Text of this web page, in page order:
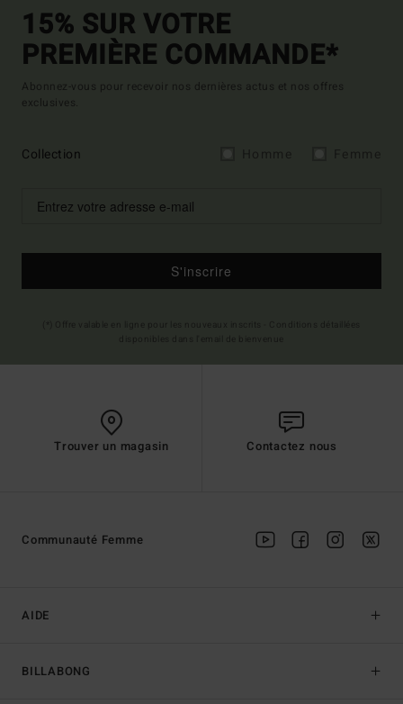
15% SUR VOTRE
PREMIÈRE COMMANDE*
Abonnez-vous pour recevoir nos dernières actus et nos offres
exclusives.
Collection
S'inscrire
Trouver un magasin Contactez nous
AIDE
BILLABONG
Communauté Femme